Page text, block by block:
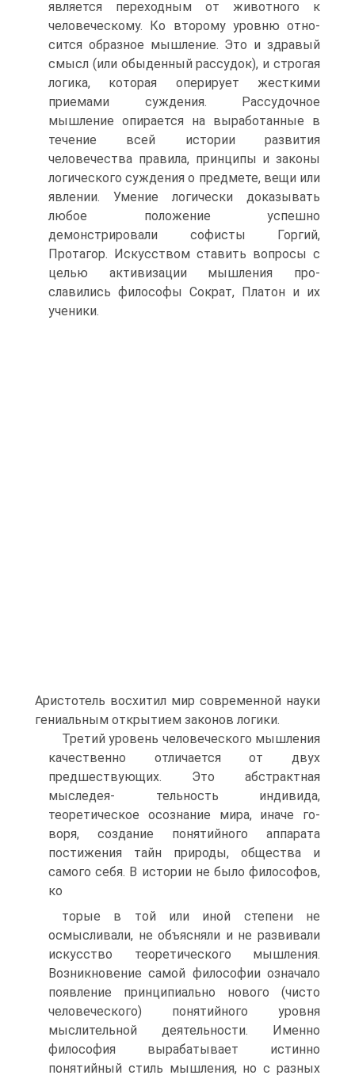
является переход­ным от животного к
человеческому. Ко второму уровню отно­
сится образное мышление. Это и здравый
смысл (или обыден­ный рассудок), и строгая
логика, которая оперирует жесткими
приемами суждения. Рассудочное
мышление опирается на вы­работанные в
течение всей истории развития
человечества пра­вила, принципы и законы
логического суждения о предмете, ве­щи или
явлении. Умение логически доказывать
любое положе­ние успешно
демонстрировали софисты Горгий,
Протагор. Ис­кусством ставить вопросы с
целью активизации мышления про­
славились философы Сократ, Платон и их
ученики.
Аристотель восхитил мир современной науки
гениальным открытием зако­нов логики.
Третий уровень человеческого мышления
качественно от­личается от двух
предшествующих. Это абстрактная
мыследея- тельность индивида,
теоретическое осознание мира, иначе го­
воря, создание понятийного аппарата
постижения тайн приро­ды, общества и
самого себя. В истории не было философов,
ко­
торые в той или иной степени не
осмысливали, не объясняли и не развивали
искусство теоретического мышления.
Возникно­вение самой философии означало
появление принципиально нового (чисто
человеческого) понятийного уровня
мыслитель­ной деятельности. Именно
философия вырабатывает истинно
понятийный стиль мышления, но с разных